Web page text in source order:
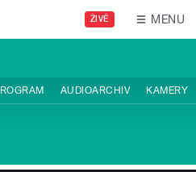
ŽIVĚ MENU
AUDIOARCHIV KAMERY